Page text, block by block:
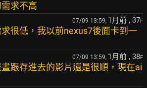
求不高
07/09 13:59, 1月前 , 37F
很低，我以前nexus7後面卡到一
07/09 13:59, 1月前 , 38F
跟存進去的影片還是很順，現在ai